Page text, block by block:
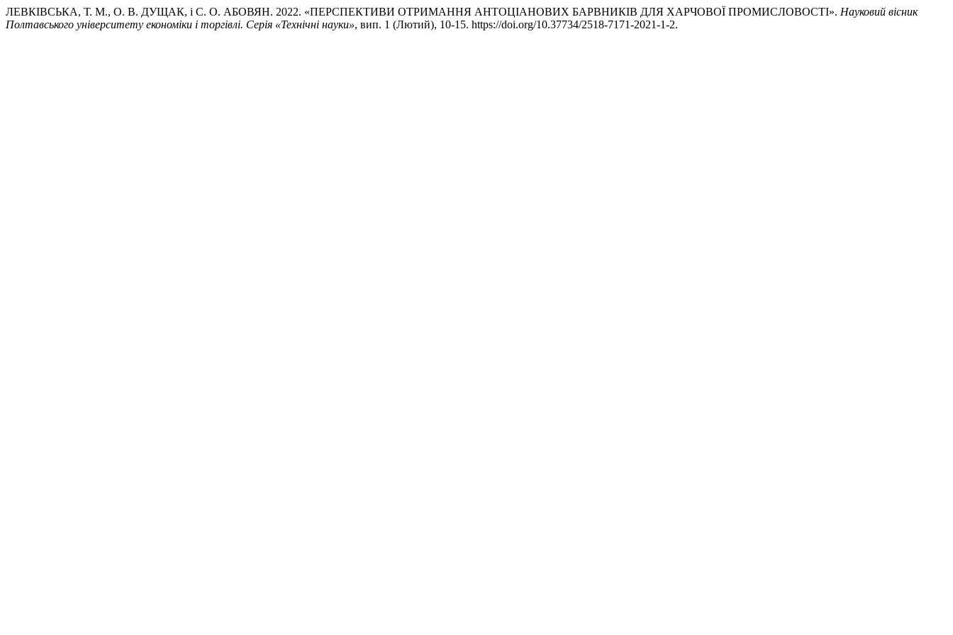
ЛЕВКІВСЬКА, Т. М., О. В. ДУЩАК, і С. О. АБОВЯН. 2022. «ПЕРСПЕКТИВИ ОТРИМАННЯ АНТОЦІАНОВИХ БАРВНИКІВ ДЛЯ ХАРЧОВОЇ ПРОМИСЛОВОСТІ». Науковий вісник
Полтавського університету економіки і торгівлі. Серія «Технічні науки», вип. 1 (Лютий), 10-15. https://doi.org/10.37734/2518-7171-2021-1-2.